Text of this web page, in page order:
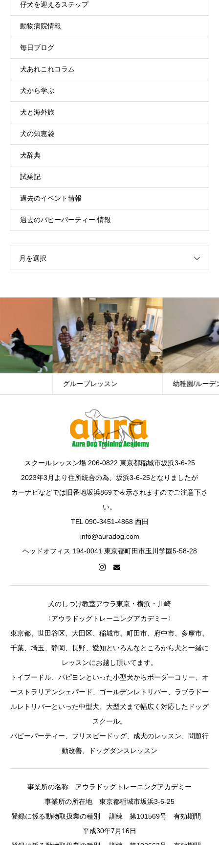
仔犬を迎えるステップ
動物病院情報
毎日ブログ
犬あれこれコラム
犬から学ぶ
犬と海外旅
犬の知恵袋
犬辞典
試乗記
過去のイベント情報
過去のパピーパーティー 情報
月を選択
グループレッスン 幼稚園/ルーデンスクラス
スクールレッスン場 206-0822 東京都稲城市坂浜3-6-25
2023年3月より住所統合の為、坂浜3-6-25となりましたが
カーナビなどでは旧番地坂浜869で表示されますのでご注意下さ
い。
TEL 090-3451-4868 西田
info@auradog.com
ヘッドオフィス 194-0041 東京都町田市玉川学園5-58-28
犬のしつけ教室アウラ東京・横浜・川崎
〈アウラドッグトレーニングアカデミー〉
東京都、世田谷区、大田区、稲城市、町田市、府中市、多摩市、
千葉、埼玉、静岡、長野、愛知といろんなところから犬と一緒に
レッスンにお越し頂いてます。
トイプードル、パピヨンといった小型犬からボーダーコリー、オ
ーストラリアンシェパード、ゴールデンレトリバー、ラブラドー
ルレトリバーといった中型犬、大型犬まで幅広く対応したドッグ
スクール。
パピーパーティー、フリスビードッグ、成犬のレッスン、問題行
動改善、ドッグダンスレッスン
事業所の名称 アウラドッグトレーニングアカデミー
事業所の所在地 東京都稲城市坂浜3-6-25
登録に係る動物取扱業の種別 訓練 第101569号 有効期間
平成30年7月16日